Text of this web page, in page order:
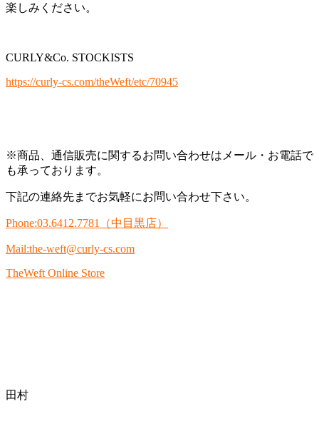
楽しみください。
CURLY&Co. STOCKISTS
https://curly-cs.com/theWeft/etc/70945
※商品、通信販売に関するお問い合わせはメール・お電話で
も承っております。
下記の連絡先までお気軽にお問い合わせ下さい。
Phone:03.6412.7781 （中目黒店）
Mail:the-weft@curly-cs.com
TheWeft Online Store
田村